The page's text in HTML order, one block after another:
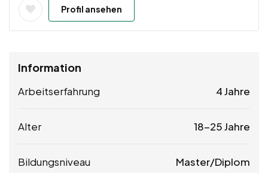
Profil ansehen
Information
Arbeitserfahrung 4 Jahre
Alter 18-25 Jahre
Bildungsniveau Master/Diplom